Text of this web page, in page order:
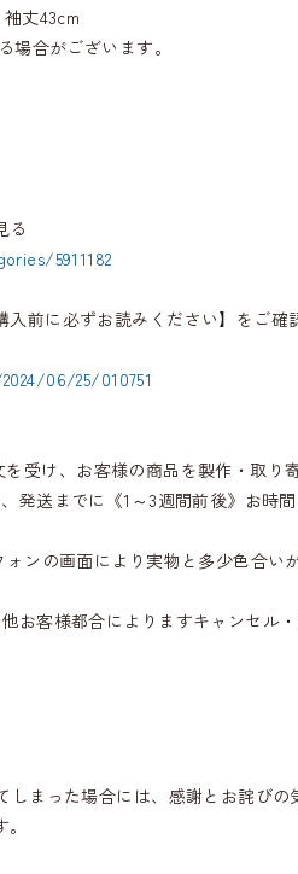
丈43cm
合がございます。
る
5911182
前に必ずお読みください】をご確
06/25/010751
受け、お客様の商品を製作・取り
発送までに《1～3週間前後》お時
ンの画面により実物と多少色合い
お客様都合によりますキャンセル
まった場合には、感謝とお詫びの